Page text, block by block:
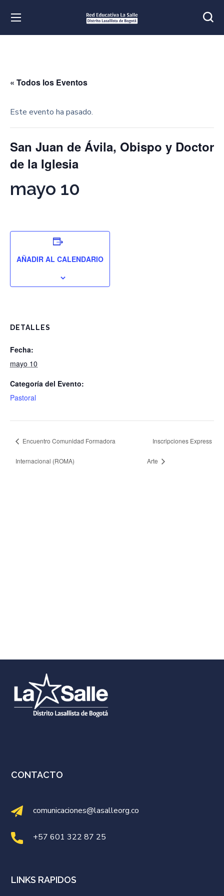
« Todos los Eventos
Este evento ha pasado.
San Juan de Ávila, Obispo y Doctor
de la Iglesia
mayo 10
AÑADIR AL CALENDARIO
DETALLES
Fecha:
mayo 10
Categoría del Evento:
Pastoral
Encuentro Comunidad Formadora
Internacional (ROMA)
Inscripciones Express
Arte
CONTACTO
comunicaciones@lasalleorg.co
+57 601 322 87 25
LINKS RAPIDOS